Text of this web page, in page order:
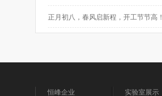
正月初八，春风启新程，开工节节高！
恒峰企业 实验室展示